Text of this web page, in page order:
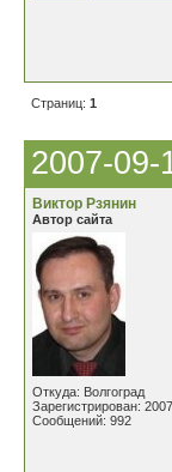
Страниц: 1
2007-09-
Виктор Рзянин
Автор сайта
Откуда: Волгоград
Зарегистрирован:
Сообщений: 992